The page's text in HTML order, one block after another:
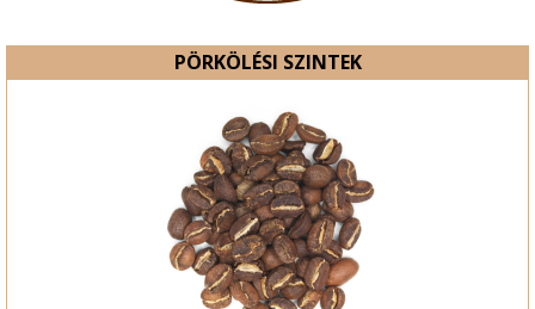
PÖRKÖLÉSI SZINTEK